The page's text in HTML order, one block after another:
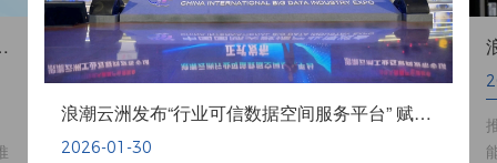
践案例名单
浪潮云洲发布“行业可信数据空间服务平台” 赋能多领域多场景创新发展
2026-01-30